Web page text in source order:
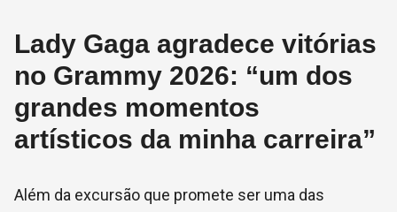
Lady Gaga agradece vitórias
no Grammy 2026: “um dos
grandes momentos
artísticos da minha carreira”
Além da excursão que promete ser uma das